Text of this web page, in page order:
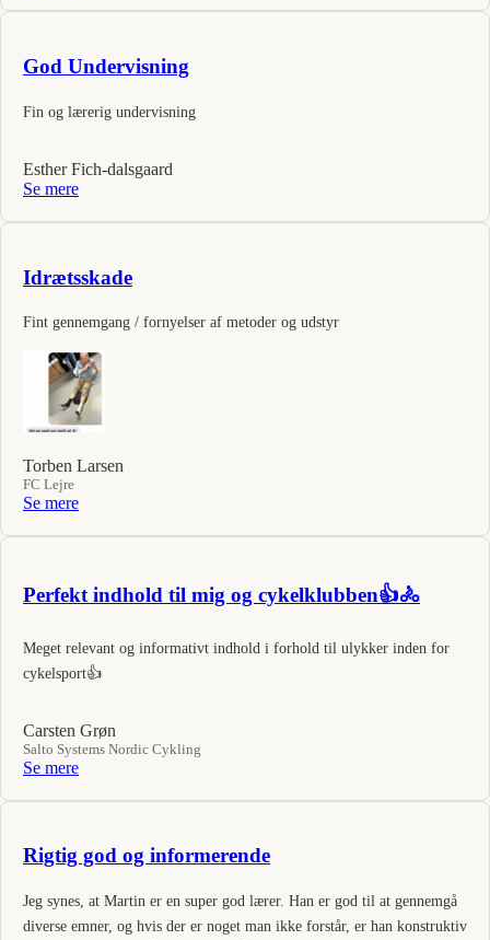
God Undervisning
Fin og lærerig undervisning
Esther Fich-dalsgaard
Se mere
Idrætsskade
Fint gennemgang / fornyelser af metoder og udstyr
Torben Larsen
FC Lejre
Se mere
Perfekt indhold til mig og cykelklubben👍🚴
Meget relevant og informativt indhold i forhold til ulykker inden for
cykelsport👍
Carsten Grøn
Salto Systems Nordic Cykling
Se mere
Rigtig god og informerende
Jeg synes, at Martin er en super god lærer. Han er god til at gennemgå
diverse emner, og hvis der er noget man ikke forstår, er han konstruktiv